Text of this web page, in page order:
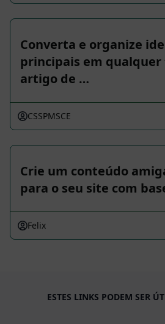
Converta e organize
principais em
artigo de …
CSSPMSCE
Crie um conteúdo
para o seu site com
Felix
ESTES LINKS PODEM SER